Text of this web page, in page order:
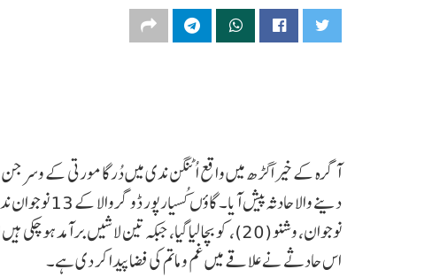
آگرہ کے خیراگڑھ میں واقع اُٹنگن ندی میں دُرگا مورتی کے
دینے والا
اس حادثے نے علاقے میں غم و ماتم کی فضا پیدا کر دی ہے۔